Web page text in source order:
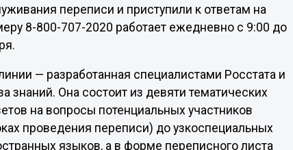
переписи и приступили к ответам на
8-800-707-2020 работает ежедневно с 9:00 до
— разработанная специалистами Росстата и
знаний. Она состоит из девяти тематических
на вопросы потенциальных участников
проведения переписи) до узкоспециальных
языков, а в форме переписного листа